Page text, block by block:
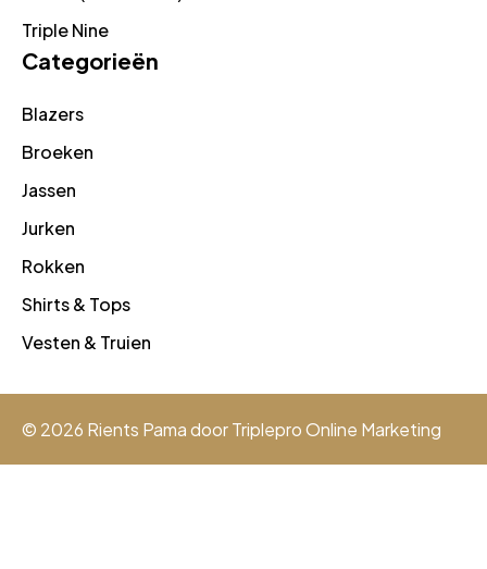
Triple Nine
Categorieën
Blazers
Broeken
Jassen
Jurken
Rokken
Shirts & Tops
Vesten & Truien
© 2026 Rients Pama doorTriplepro Online Marketing